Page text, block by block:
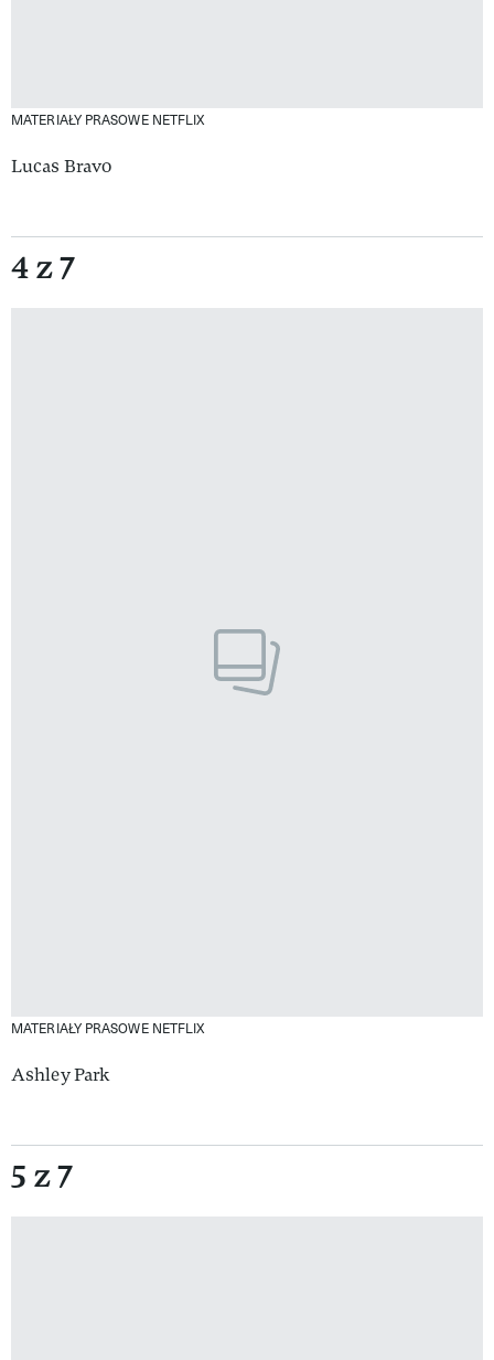
MATERIAŁY PRASOWE NETFLIX
Lucas Bravo
4 z 7
MATERIAŁY PRASOWE NETFLIX
Ashley Park
5 z 7